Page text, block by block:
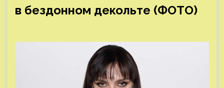
в бездонном декольте (ФОТО)